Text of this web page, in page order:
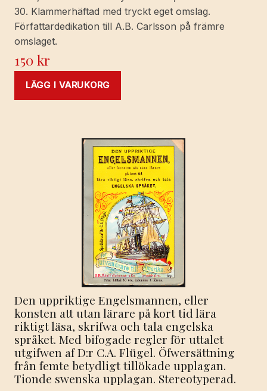
30. Klammerhäftad med tryckt eget omslag.
Författardedikation till A.B. Carlsson på främre
omslaget.
150kr
LÄGG I VARUKORG
Den uppriktige Engelsmannen, eller
konsten att utan lärare på kort tid lära
riktigt läsa, skrifwa och tala engelska
språket. Med bifogade regler för uttalet
utgifwen af D:r C.A. Flügel. Öfwersättning
från femte betydligt tillökade upplagan.
Tionde swenska upplagan. Stereotyperad.